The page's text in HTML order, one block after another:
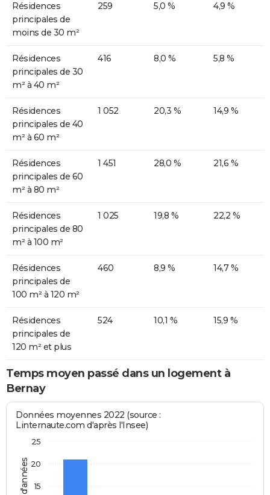
Résidences
principales de
moins de 30 m²
259 5,0 % 4,9 %
Résidences
principales de 30
m² à 40 m²
416 8,0 % 5,8 %
Résidences
principales de 40
m² à 60 m²
1 052 20,3 % 14,9 %
Résidences
principales de 60
m² à 80 m²
1 451 28,0 % 21,6 %
Résidences
principales de 80
m² à 100 m²
1 025 19,8 % 22,2 %
Résidences
principales de
100 m² à 120 m²
460 8,9 % 14,7 %
Résidences
principales de
120 m² et plus
524 10,1 % 15,9 %
Temps moyen passé dans un logement à
Bernay
Données moyennes 2022 (source :
Linternaute.com d'après l'Insee)
15
20
25